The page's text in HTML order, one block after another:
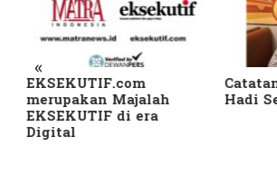
«
Catatan Pinggir Asri
Hadi Sembari Menunggu